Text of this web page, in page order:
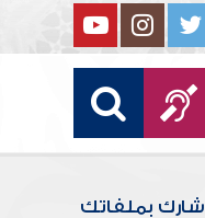
شارك بملفاتك